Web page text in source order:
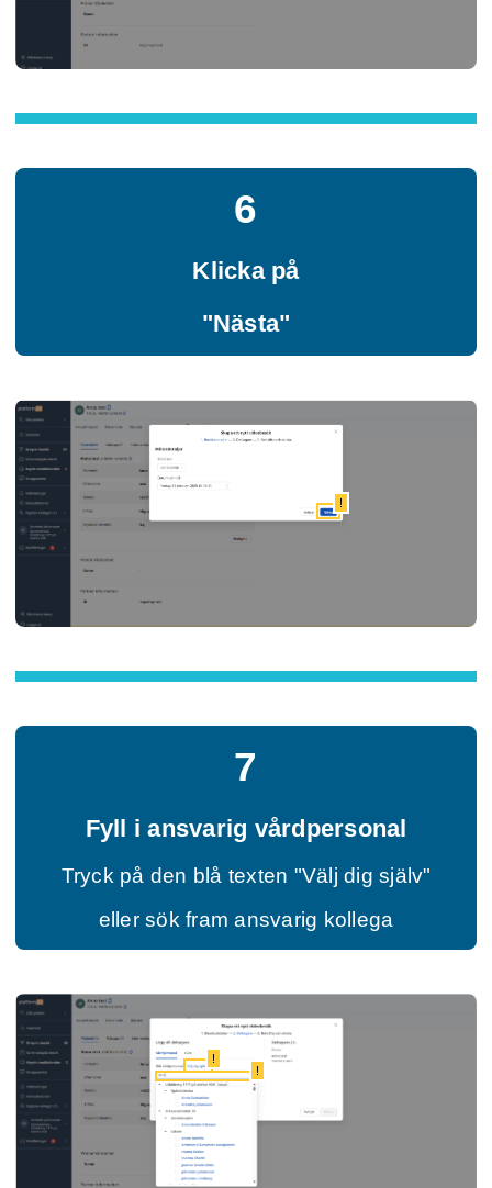
6
Klicka på
"Nästa"
!
7
Fyll i ansvarig vårdpersonal
Tryck på den blå texten "Välj dig själv"
eller sök fram ansvarig kollega
!
!